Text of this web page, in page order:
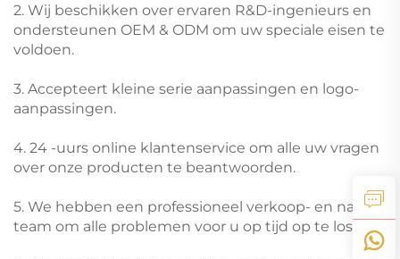
2. Wij beschikken over ervaren R&D-ingenieurs en
ondersteunen OEM & ODM om uw speciale eisen te
voldoen.
3. Accepteert kleine serie aanpassingen en logo-
aanpassingen.
4. 24 -uurs online klantenservice om alle uw vragen
over onze producten te beantwoorden.
5. We hebben een professioneel verkoop- en nasale
team om alle problemen voor u op tijd op te lossen.